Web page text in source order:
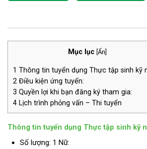
Mục lục Ẩn
1 Thông tin tuyển dụng Thực tập sinh kỹ
2 Điều kiện ứng tuyển:
3 Quyền lợi khi bạn đăng ký tham gia:
4 Lịch trình phỏng vấn – Thi tuyển
Thông tin tuyển dụng Thực tập sinh kỹ
Số lượng: 1 Nữ.